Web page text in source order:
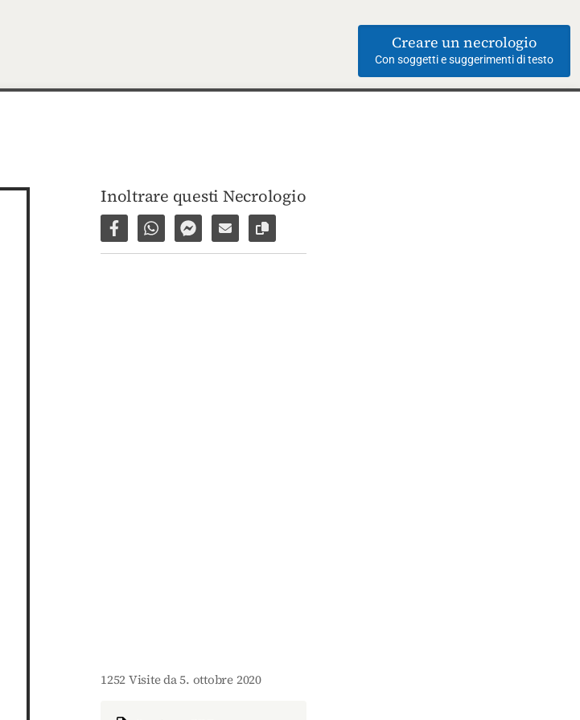
Creare un necrologio
Con soggetti e suggerimenti di testo
Inoltrare questi Necrologio
Condividi su Facebook
Condividi su WhatsApp
Inviare per Facebook Messenger
Inviare per email
Copia il link alla pagina
1252 Visite da 5. ottobre 2020